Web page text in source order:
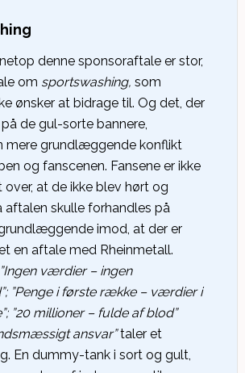
denne sponsoraftale er stor,
om sportswashing, som
ønsker at bidrage til. Og det, der
de gul-sorte bannere,
mere grundlæggende konflikt
og fanscenen. Fansene er ikke
at de ikke blev hørt og
aftalen skulle forhandles på
imod, at der er
en aftale med Rheinmetall.
”Ingen værdier – ingen
”Penge i første række – værdier i
”20 millioner – fulde af blod”
ansvar”taler et
En dummy-tank i sort og gult,